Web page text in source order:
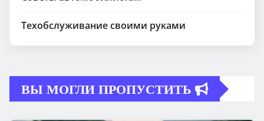
Техобслуживание своими руками
ВЫ МОГЛИ ПРОПУСТИТЬ